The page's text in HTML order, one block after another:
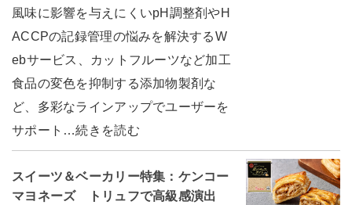
風味に影響を与えにくいpH調整剤やH
ACCPの記録管理の悩みを解決するW
ebサービス、カットフルーツなど加工
食品の変色を抑制する添加物製剤な
ど、多彩なラインアップでユーザーを
サポート…続きを読む
スイーツ＆ベーカリー特集：ケンコー
マヨネーズ トリュフで高級感演出